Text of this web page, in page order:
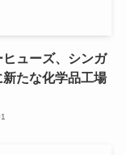
ューズ、シンガ
たな化学品工場